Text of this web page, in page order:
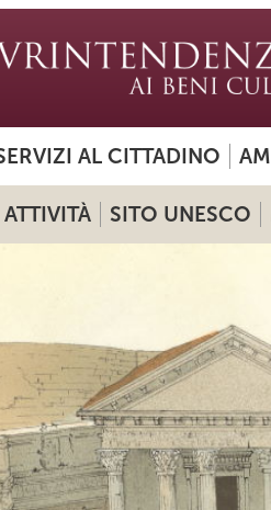
AL CITTADINO
ATTIVITÀ SITO UNESCO